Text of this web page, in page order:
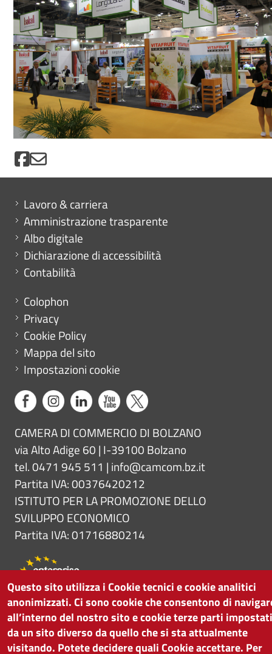
Mini menu di servizio
Lavoro & carriera
Amministrazione trasparente
Albo digitale
Dichiarazione di accessibilità
Contabilità
Menu footer
Colophon
Privacy
Cookie Policy
Mappa del sito
Impostazioni cookie
CAMERA DI COMMERCIO DI BOLZANO
via Alto Adige 60 | I-39100 Bolzano
tel. 0471 945 511 | info@camcom.bz.it
Partita IVA: 00376420212
ISTITUTO PER LA PROMOZIONE DELLO
SVILUPPO ECONOMICO
Partita IVA: 01716880214
Questo sito utilizza i Cookie tecnici e cookie analitici
anonimizzati. Ci sono cookie che consentono di
all’interno del nostro sito e cookie terze parti
da un sito diverso da quello che si sta attualmente
visitando. Potete decidere quali Cookie accettare. Per